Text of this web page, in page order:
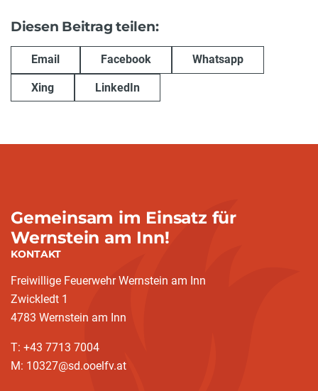
Diesen Beitrag teilen:
Email Facebook Whatsapp
Xing LinkedIn
Gemeinsam im Einsatz für
Wernstein am Inn!
KONTAKT
Freiwillige Feuerwehr Wernstein am Inn
Zwickledt 1
4783 Wernstein am Inn
T: +43 7713 7004
M: 10327@sd.ooelfv.at